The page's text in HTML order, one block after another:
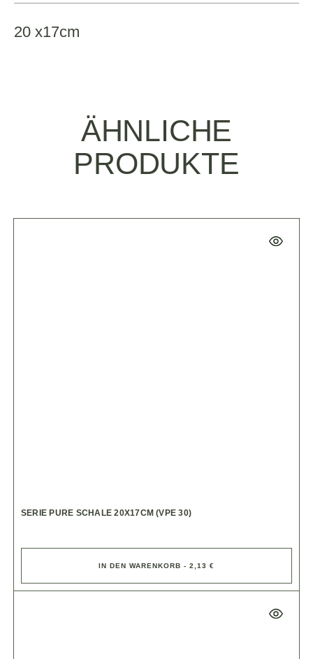
20 x17cm
ÄHNLICHE
PRODUKTE
SERIE PURE SCHALE 20X17CM (VPE 30)
IN DEN WARENKORB - 2,13 €